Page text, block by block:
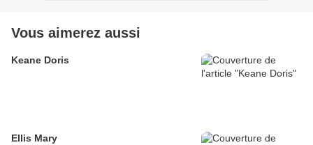
Vous aimerez aussi
Keane Doris
Ellis Mary